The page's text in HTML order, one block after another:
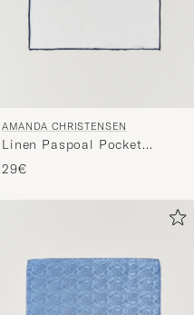
AMANDA CHRISTENSEN
Linen Paspoal Pocket
Square White/Navy
29€